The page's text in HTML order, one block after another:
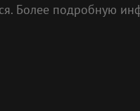
Более подробную